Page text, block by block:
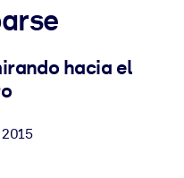
into your LMS/LXP for
hacia el
2015